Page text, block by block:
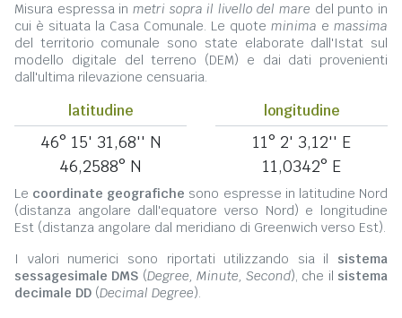
Misura espressa in metri sopra il livello del mare del punto in
cui è situata la Casa Comunale. Le quote minima e massima
del territorio comunale sono state elaborate dall'Istat sul
modello digitale del terreno (DEM) e dai dati provenienti
dall'ultima rilevazione censuaria.
latitudine
46° 15' 31,68'' N
46,2588° N
longitudine
11° 2' 3,12'' E
11,0342° E
Le coordinate geografiche sono espresse in latitudine Nord
(distanza angolare dall'equatore verso Nord) e longitudine
Est (distanza angolare dal meridiano di Greenwich verso Est).
I valori numerici sono riportati utilizzando sia il sistema
sessagesimale DMS (Degree, Minute, Second), che il sistema
decimale DD (Decimal Degree).